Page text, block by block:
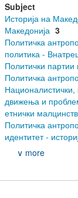
Subject
Историја на
Македонија 3
Политичка
политика -
Политички
Политичка
движења и
етнички
Политичка
идентитет -
∨ more